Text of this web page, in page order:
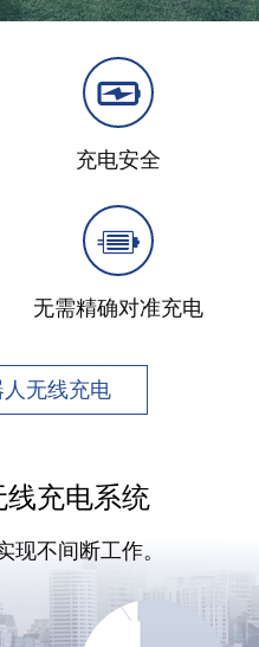
充电安全
无需精确对准充电
无线充电
线充电系统
现不间断工作。